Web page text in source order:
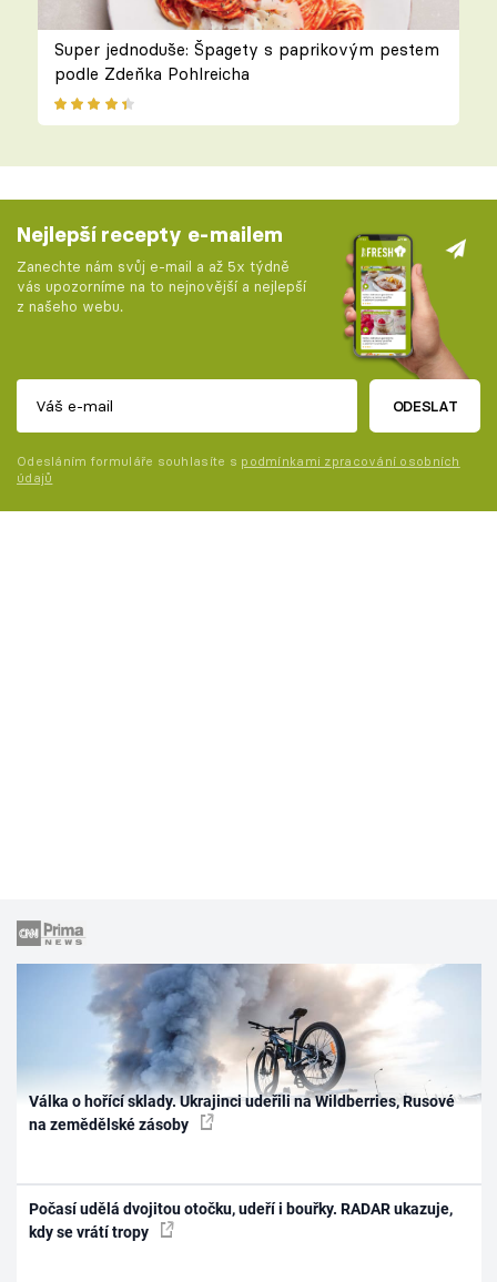
Super jednoduše: Špagety s paprikovým pestem
podle Zdeňka Pohlreicha
Nejlepší recepty e-mailem
Zanechte nám svůj e-mail a až 5x týdně
vás upozorníme na to nejnovější a nejlepší
z našeho webu.
ODESLAT
Odesláním formuláře souhlasíte s podmínkami zpracování osobních
údajů
Válka o hořící sklady. Ukrajinci udeřili na Wildberries, Rusové
na zemědělské zásoby
Počasí udělá dvojitou otočku, udeří i bouřky. RADAR ukazuje,
kdy se vrátí tropy